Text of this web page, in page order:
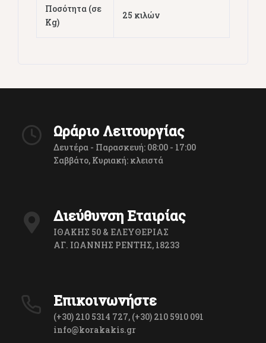
Ποσότητα (σε
Kg)
25 κιλών
Ωράριο Λειτουργίας
Δευτέρα - Παρασκευή: 08:00 - 17:00
Σαββάτο, Κυριακή: κλειστά
Διεύθυνση Εταιρίας
ΙΘΑΚΗΣ 50 & ΕΛΕΥΘΕΡΙΑΣ
ΑΓ. ΙΩΑΝΝΗΣ ΡΕΝΤΗΣ, 18233
Επικοινωνήστε
(+30) 210 5314 727, (+30) 210 5910 091
info@korakakis.gr